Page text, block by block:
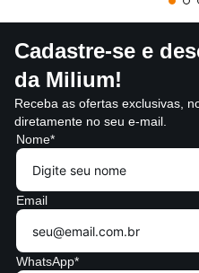
Cadastre-se e
da Milium!
Receba as ofertas exclusivas,
diretamente no seu e-mail.
Nome*
Email
WhatsApp*